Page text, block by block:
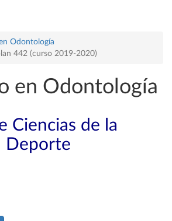
Odontología
442 (curso 2019-2020)
en Odontología
Ciencias de la
Deporte